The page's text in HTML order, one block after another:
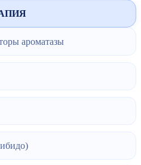
ароматазы